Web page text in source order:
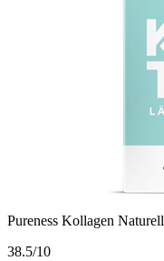
Pureness Kollagen Naturell
38.5/10